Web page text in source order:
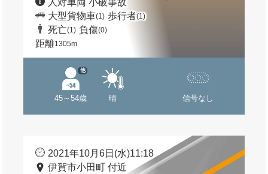
人対車両 小破事故
大型貨物車(1) 歩行者(1)
死亡(1) 負傷(0)
距離1305m
45～54歳
他
晴 信号なし
2021年10月6日(水)11:18
伊賀市小田町 付近